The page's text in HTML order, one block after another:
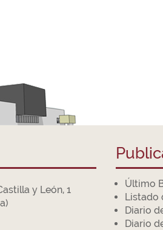
y León, 1
Último
Listado
Diario
Diario